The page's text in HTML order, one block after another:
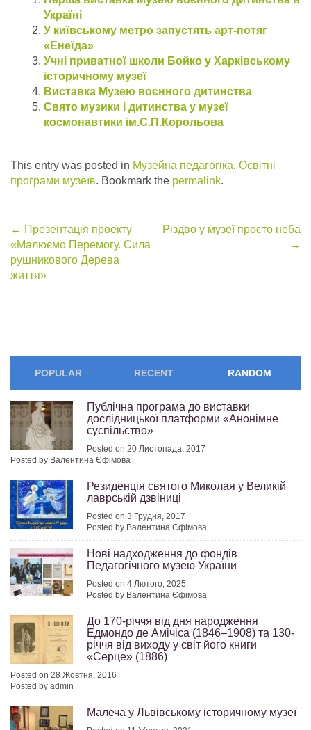
Україні
У київському метро запустять арт-потяг
«Енеїда»
Учні приватної школи Бойко у Харківському
історичному музеї
Виставка Музею воєнного дитинства
Свято музики і дитинства у музеї
космонавтики ім.С.П.Корольова
This entry was posted in Музейна педагогіка, Освітні
програми музеїв. Bookmark the permalink.
Post
navigation
← Презентація проекту
«Малюємо Перемогу. Сила
рушникового Дерева
життя»
Різдво у музеї просто неба
→
POPULAR RECENT RANDOM
Публічна програма до виставки
дослідницької платформи «Анонімне
суспільство»
Posted on 20 Листопада, 2017
Posted by Валентина Єфімова
Резиденція святого Миколая у Великій
лаврській дзвіниці
Posted on 3 Грудня, 2017
Posted by Валентина Єфімова
Нові надходження до фондів
Педагогічного музею України
Posted on 4 Лютого, 2025
Posted by Валентина Єфімова
До 170-річчя від дня народження
Едмондо де Амічіса (1846–1908) та 130-
річчя від виходу у світ його книги
«Серце» (1886)
Posted on 28 Жовтня, 2016
Posted by admin
Малеча у Львівському історичному музеї